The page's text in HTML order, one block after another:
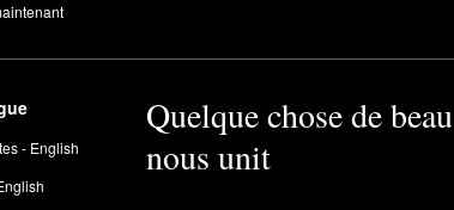
- English
Quelque chose de beau
nous unit